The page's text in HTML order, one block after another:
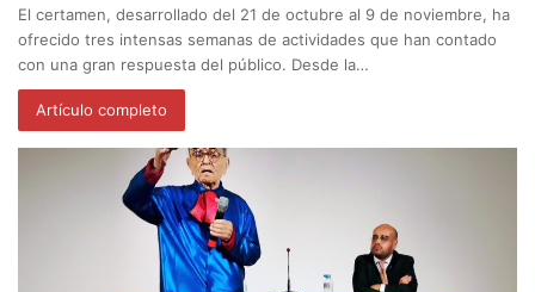
El certamen, desarrollado del 21 de octubre al 9 de noviembre, ha
ofrecido tres intensas semanas de actividades que han contado
con una gran respuesta del público. Desde la…
Artículo completo